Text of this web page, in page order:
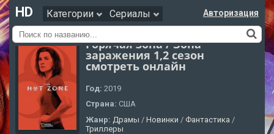
HD Категории Сериалы Авторизация
Горячая зона / Зона
заражения 1,2 сезон
смотреть онлайн
Год: 2019
Страна: США
Жанр: Драмы / Новинки / Фантастика /
Триллеры